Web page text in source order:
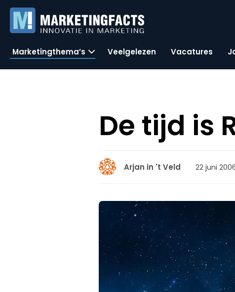
Marketingthema’s Veelgelezen Vacatures
De tijd is
Arjan in 't Veld 22 juni